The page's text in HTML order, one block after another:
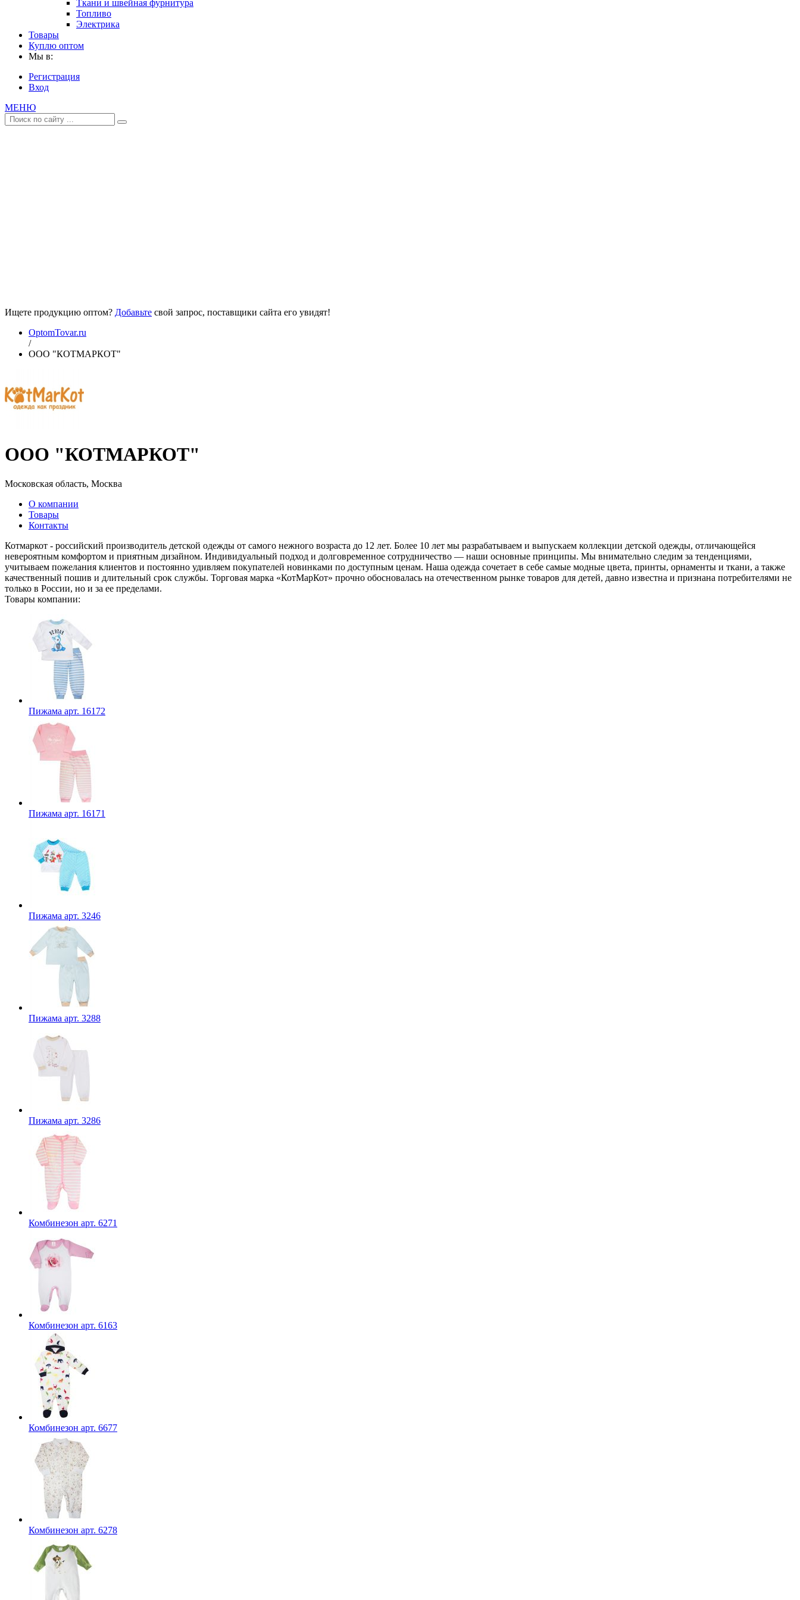
Ткани и швейная фурнитура
Топливо
Электрика
Товары
Куплю оптом
Мы в:
Регистрация
Вход
МЕНЮ
Ищете продукцию оптом? Добавьте свой запрос, поставщики сайта его увидят!
OptomTovar.ru
/
ООО "КОТМАРКОТ"
ООО "КОТМАРКОТ"
Московская область, Москва
О компании
Товары
Контакты
Котмаркот - российский производитель детской одежды от самого нежного возраста до 12 лет. Более 10 лет мы разрабатываем и выпускаем коллекции детской одежды, отличающейся
невероятным комфортом и приятным дизайном. Индивидуальный подход и долговременное сотрудничество — наши основные принципы. Мы внимательно следим за тенденциями,
учитываем пожелания клиентов и постоянно удивляем покупателей новинками по доступным ценам. Наша одежда сочетает в себе самые модные цвета, принты, орнаменты и ткани, а также
качественный пошив и длительный срок службы. Торговая марка «КотМарКот» прочно обосновалась на отечественном рынке товаров для детей, давно известна и признана потребителями не
только в России, но и за ее пределами.
Товары компании:
Пижама арт. 16172
Пижама арт. 16171
Пижама арт. 3246
Пижама арт. 3288
Пижама арт. 3286
Комбинезон арт. 6271
Комбинезон арт. 6163
Комбинезон арт. 6677
Комбинезон арт. 6278